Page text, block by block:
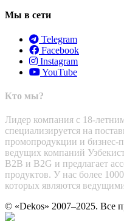
Мы в сети
Telegram
Facebook
Instagram
YouTube
Кто мы?
Лидер компания с 18-
специализируется на
промопродукции и бизнес-
ведущих компаний
B2B и B2G и предлагает
продуктов. У нас более
которых являются
© «Dekos» 2007–2025. Все